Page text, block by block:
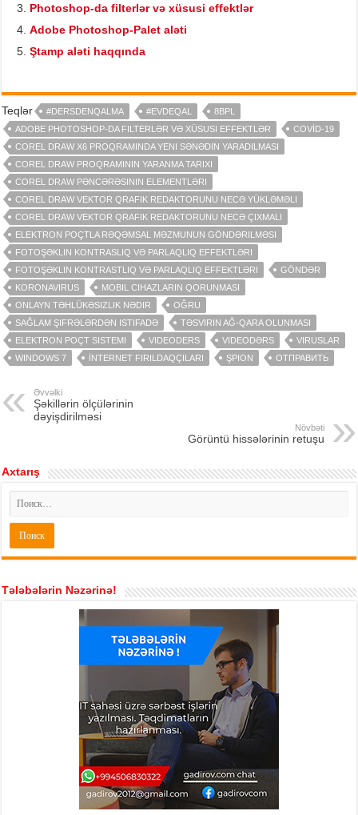
Photoshop-da filterlər və xüsusi effektlər
Adobe Photoshop-Palet aləti
Ştamp aləti haqqında
Teqlər #DERSDENQALMA #EVDEQAL
8BPL
ADOBE PHOTOSHOP-DA FILTERLƏR VƏ XÜSUSI EFFEKTLƏR
COVİD-19
COREL DRAW X6 PROQRAMINDA YENI SƏNƏDIN YARADILMASI
COREL DRAW PROQRAMININ YARANMA TARIXI
COREL DRAW PƏNCƏRƏSININ ELEMENTLƏRI
COREL DRAW VEKTOR QRAFIK REDAKTORUNU NECƏ YÜKLƏMƏLI
COREL DRAW VEKTOR QRAFIK REDAKTORUNU NECƏ ÇIXMALI
ELEKTRON POÇTLA RƏQƏMSAL MƏZMUNUN GÖNDƏRILMƏSI
FOTOŞƏKLIN KONTRASLIQ VƏ PARLAQLIQ EFFEKTLƏRI
FOTOŞƏKLIN KONTRASTLIQ VƏ PARLAQLIQ EFFEKTLƏRI
GÖNDƏR
KORONAVIRUS
MOBIL CIHAZLARIN QORUNMASI
ONLAYN TƏHLÜKƏSIZLIK NƏDIR
OĞRU
SAĞLAM ŞIFRƏLƏRDƏN ISTIFADƏ
TƏSVIRIN AĞ-QARA OLUNMASI
ELEKTRON POÇT SISTEMI
VIDEODERS VIDEODƏRS
VIRUSLAR
WINDOWS 7
İNTERNET FIRILDAQÇILARI ŞPION ОТПРАВИТЬ
Əvvəlki
Şəkillərin ölçülərinin
dəyişdirilməsi
Növbəti
Görüntü hissələrinin retuşu
Axtarış
Tələbələrin Nəzərinə!